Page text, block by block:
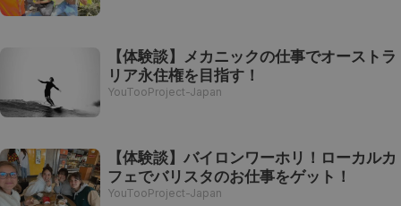
【体験談】メカニックの仕事でオーストラ
リア永住権を目指す！
YouTooProject-Japan
【体験談】バイロンワーホリ！ローカルカ
フェでバリスタのお仕事をゲット！
YouTooProject-Japan